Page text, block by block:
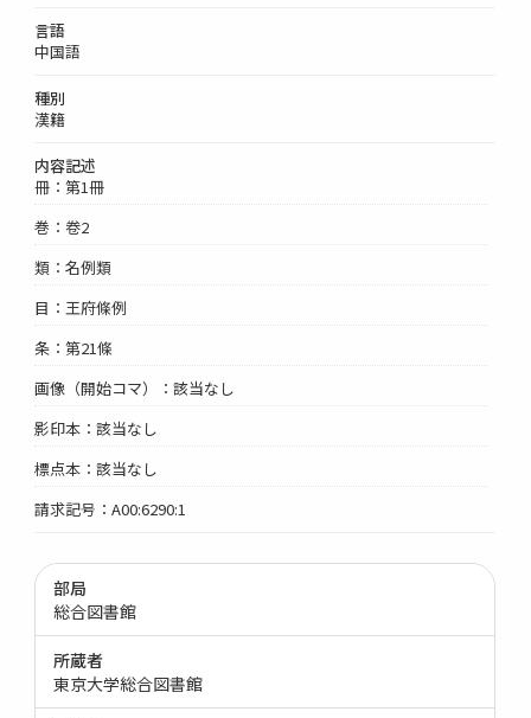
言語
中国語
種別
漢籍
内容記述
冊：第1冊
巻：卷2
類：名例類
目：王府條例
条：第21條
画像（開始コマ）：該当なし
影印本：該当なし
標点本：該当なし
請求記号：A00:6290:1
部局
総合図書館
所蔵者
東京大学総合図書館